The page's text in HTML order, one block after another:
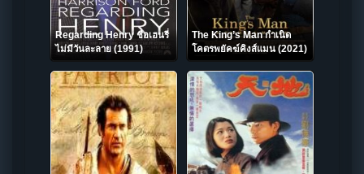
Regarding Henry ชื่อเฮนรี่
ไม่มีวันละลาย (1991)
The King’s Man กำเนิด
โคตรพยัคฆ์คิงส์แมน (2021)